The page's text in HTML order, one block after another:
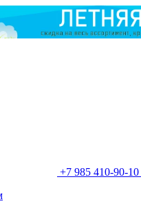
+7 985 410-90-10